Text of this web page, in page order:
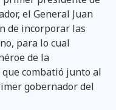
el General Juan
de incorporar las
para lo cual
de la
combatió junto al
gobernador del